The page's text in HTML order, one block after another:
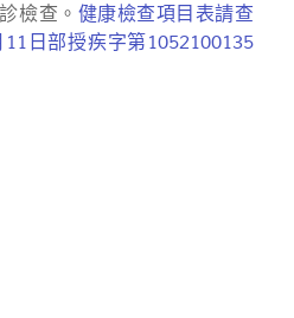
檢查。 健康檢查項目表請查
日部授疾字第1052100135